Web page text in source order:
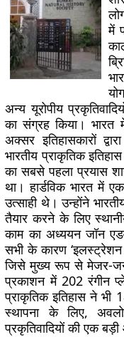
में
अन्य यूरोपीय
का संग्रह किया। भारत
अक्सर इतिहासकारों
भारतीय प्राकृतिक
का सबसे पहला प्रयास
था। हार्डविक भारत में
उत्साही थे। उन्होंने
तैयार करने के लिए
काम का अध्ययन जॉन
सभी के कारण
जिसे मुख्य रूप से मेजर-
प्रकाशन में 202 रंगीन
प्राकृतिक इतिहास ने भी
स्थापना के लिए,
प्रकृतिवादियों की एक